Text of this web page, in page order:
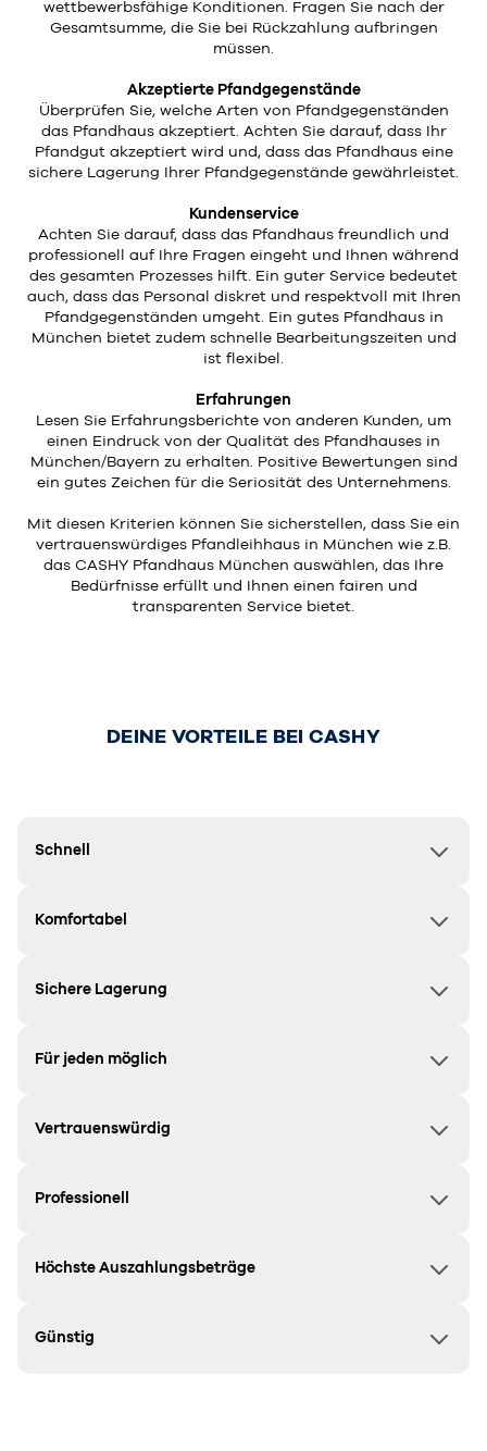
wettbewerbsfähige Konditionen. Fragen Sie nach der
Gesamtsumme, die Sie bei Rückzahlung aufbringen
müssen.
Akzeptierte Pfandgegenstände
Überprüfen Sie, welche Arten von Pfandgegenständen
das Pfandhaus akzeptiert. Achten Sie darauf, dass Ihr
Pfandgut akzeptiert wird und, dass das Pfandhaus eine
sichere Lagerung Ihrer Pfandgegenstände gewährleistet.
Kundenservice
Achten Sie darauf, dass das Pfandhaus freundlich und
professionell auf Ihre Fragen eingeht und Ihnen während
des gesamten Prozesses hilft. Ein guter Service bedeutet
auch, dass das Personal diskret und respektvoll mit Ihren
Pfandgegenständen umgeht. Ein gutes Pfandhaus in
München bietet zudem schnelle Bearbeitungszeiten und
ist flexibel.
Erfahrungen
Lesen Sie Erfahrungsberichte von anderen Kunden, um
einen Eindruck von der Qualität des Pfandhauses in
München/Bayern zu erhalten. Positive Bewertungen sind
ein gutes Zeichen für die Seriosität des Unternehmens.
Mit diesen Kriterien können Sie sicherstellen, dass Sie ein
vertrauenswürdiges Pfandleihhaus in München wie z.B.
das CASHY Pfandhaus München auswählen, das Ihre
Bedürfnisse erfüllt und Ihnen einen fairen und
transparenten Service bietet.
DEINE VORTEILE BEI CASHY
Schnell
Komfortabel
Sichere Lagerung
Für jeden möglich
Vertrauenswürdig
Professionell
Höchste Auszahlungsbeträge
Günstig